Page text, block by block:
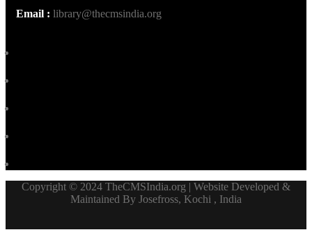
Email : library@thecmsindia.org
Copyright © 2024 TheCMSIndia.org | Website Developed &
Maintained By Josefross, Kochi , India